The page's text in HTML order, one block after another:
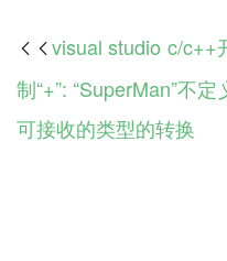
 visual studio c/c++
制“+”: “SuperMan”不
可接收的类型的转换